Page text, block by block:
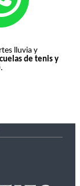
lluvia y
de tenis y